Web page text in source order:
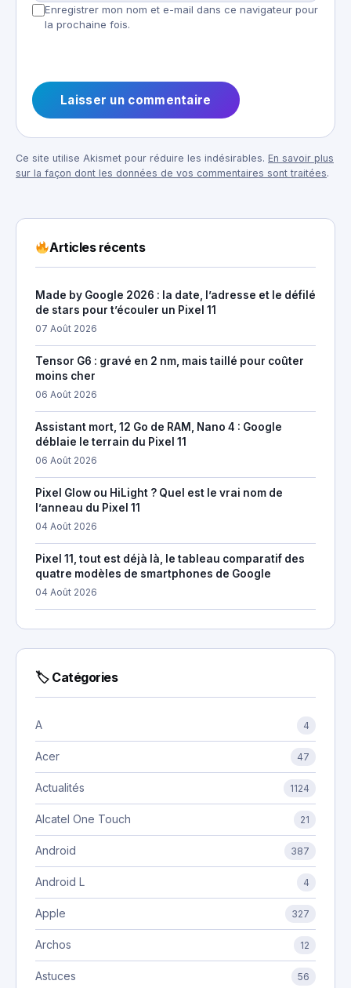
Enregistrer mon nom et e-mail dans ce navigateur pour
la prochaine fois.
Ce site utilise Akismet pour réduire les indésirables. En savoir plus
sur la façon dont les données de vos commentaires sont traitées.
Articles récents
Made by Google 2026 : la date, l’adresse et le défilé
de stars pour t’écouler un Pixel 11
07 Août 2026
Tensor G6 : gravé en 2 nm, mais taillé pour coûter
moins cher
06 Août 2026
Assistant mort, 12 Go de RAM, Nano 4 : Google
déblaie le terrain du Pixel 11
06 Août 2026
Pixel Glow ou HiLight ? Quel est le vrai nom de
l’anneau du Pixel 11
04 Août 2026
Pixel 11, tout est déjà là, le tableau comparatif des
quatre modèles de smartphones de Google
04 Août 2026
🏷 Catégories
A 4
Acer 47
Actualités 1124
Alcatel One Touch 21
Android 387
Android L 4
Apple 327
Archos 12
Astuces 56